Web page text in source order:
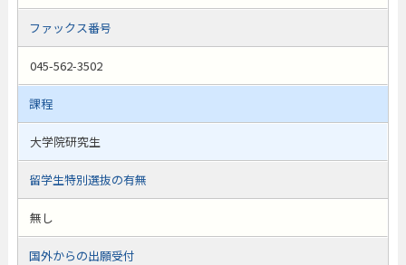
ファックス番号
045-562-3502
課程
大学院研究生
留学生特別選抜の有無
無し
国外からの出願受付